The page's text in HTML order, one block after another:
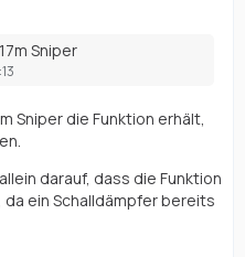
Sniper
Sniper die Funktion erhält,
darauf, dass die Funktion
ein Schalldämpfer bereits